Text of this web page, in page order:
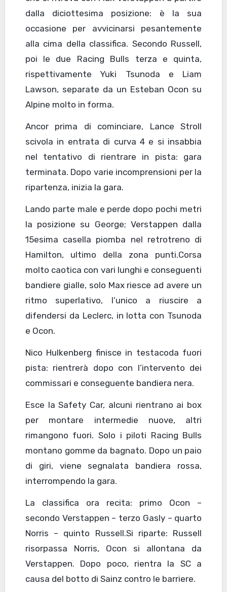
dalla diciottesima posizione: è la sua
occasione per avvicinarsi pesantemente
alla cima della classifica. Secondo Russell,
poi le due Racing Bulls terza e quinta,
rispettivamente Yuki Tsunoda e Liam
Lawson, separate da un Esteban Ocon su
Alpine molto in forma.
Ancor prima di cominciare, Lance Stroll
scivola in entrata di curva 4 e si insabbia
nel tentativo di rientrare in pista: gara
terminata. Dopo varie incomprensioni per la
ripartenza, inizia la gara.
Lando parte male e perde dopo pochi metri
la posizione su George; Verstappen dalla
15esima casella piomba nel retrotreno di
Hamilton, ultimo della zona punti.Corsa
molto caotica con vari lunghi e conseguenti
bandiere gialle, solo Max riesce ad avere un
ritmo superlativo, l’unico a riuscire a
difendersi da Leclerc, in lotta con Tsunoda
e Ocon.
Nico Hulkenberg finisce in testacoda fuori
pista: rientrerà dopo con l’intervento dei
commissari e conseguente bandiera nera.
Esce la Safety Car, alcuni rientrano ai box
per montare intermedie nuove, altri
rimangono fuori. Solo i piloti Racing Bulls
montano gomme da bagnato. Dopo un paio
di giri, viene segnalata bandiera rossa,
interrompendo la gara.
La classifica ora recita: primo Ocon –
secondo Verstappen – terzo Gasly – quarto
Norris – quinto Russell.Si riparte: Russell
risorpassa Norris, Ocon si allontana da
Verstappen. Dopo poco, rientra la SC a
causa del botto di Sainz contro le barriere.